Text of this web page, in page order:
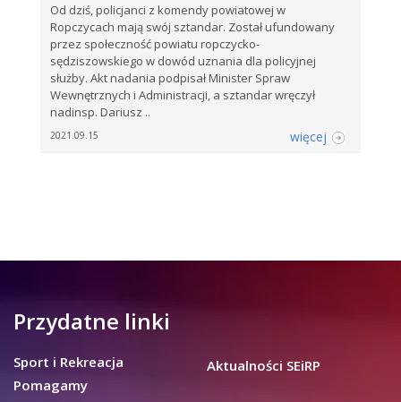
Od dziś, policjanci z komendy powiatowej w
Ropczycach mają swój sztandar. Został ufundowany
przez społeczność powiatu ropczycko-
sędziszowskiego w dowód uznania dla policyjnej
służby. Akt nadania podpisał Minister Spraw
Wewnętrznych i Administracji, a sztandar wręczył
nadinsp. Dariusz ..
2021.09.15 więcej
Przydatne linki
Sport i Rekreacja
Pomagamy
Aktualności SEiRP